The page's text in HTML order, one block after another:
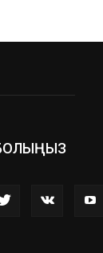
БОЛЫҢЫЗ